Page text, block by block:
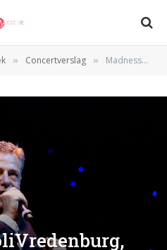
» Concertverslag » Madness (TivoliVredenburg, 29-6-2014)